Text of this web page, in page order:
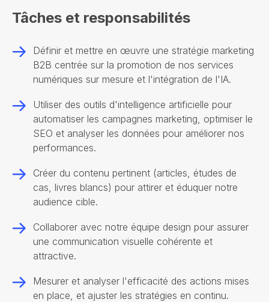
Tâches et responsabilités
Définir et mettre en œuvre une stratégie marketing
B2B centrée sur la promotion de nos services
numériques sur mesure et l'intégration de l'IA.
Utiliser des outils d'intelligence artificielle pour
automatiser les campagnes marketing, optimiser le
SEO et analyser les données pour améliorer nos
performances.
Créer du contenu pertinent (articles, études de
cas, livres blancs) pour attirer et éduquer notre
audience cible.
Collaborer avec notre équipe design pour assurer
une communication visuelle cohérente et
attractive.
Mesurer et analyser l'efficacité des actions mises
en place, et ajuster les stratégies en continu.